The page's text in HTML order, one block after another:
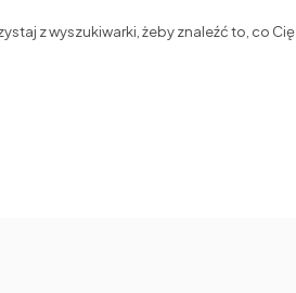
z wyszukiwarki, żeby znaleźć to, co Cię